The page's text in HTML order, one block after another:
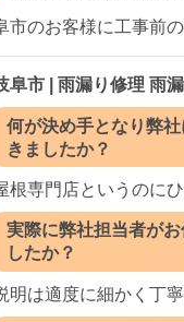
市のお客様に工事前
阜市 | 雨漏り修理 雨
何が決め手となり弊
きましたか？
根専門店というのに
実際に弊社担当者が
したか？
明は適度に細かく丁